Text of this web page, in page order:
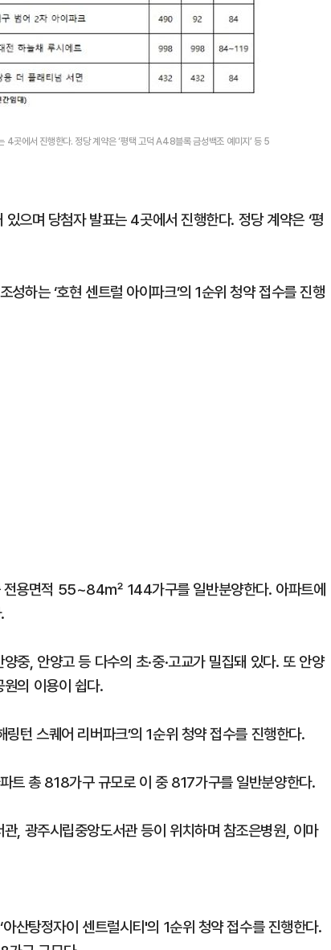
4곳에서 진행한다. 정당 계약은 ‘평택 고덕 A48블록 금성백조 예미지’ 등 5
으며 당첨자 발표는 4곳에서 진행한다. 정당 계약은 ‘평
하는 ‘호현 센트럴 아이파크’의 1순위 청약 접수를 진행
용면적 55~84㎡ 144가구를 일반분양한다. 아파트에
중, 안양고 등 다수의 초·중·고교가 밀집돼 있다. 또 안양
의 이용이 쉽다.
턴 스퀘어 리버파크’의 1순위 청약 접수를 진행한다.
총 818가구 규모로 이 중 817가구를 일반분양한다.
, 광주시립중앙도서관 등이 위치하며 참조은병원, 이마
산탕정자이 센트럴시티'의 1순위 청약 접수를 진행한다.